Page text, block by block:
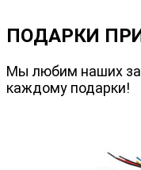
ПОДАРКИ
Мы любим наших
каждому подарки!